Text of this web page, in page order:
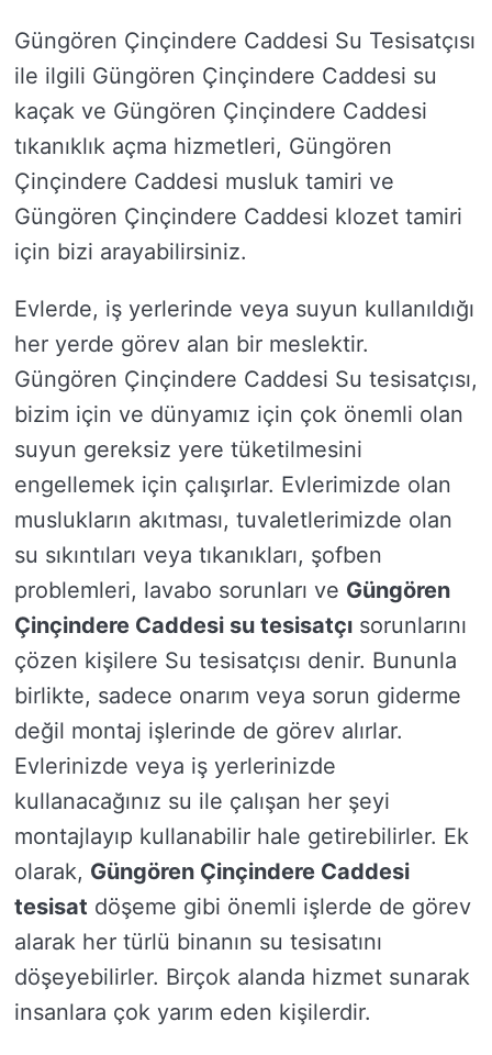
Güngören Çinçindere Caddesi Su Tesisatçısı
ile ilgili Güngören Çinçindere Caddesi su
kaçak ve Güngören Çinçindere Caddesi
tıkanıklık açma hizmetleri, Güngören
Çinçindere Caddesi musluk tamiri ve
Güngören Çinçindere Caddesi klozet tamiri
için bizi arayabilirsiniz.
Evlerde, iş yerlerinde veya suyun kullanıldığı
her yerde görev alan bir meslektir.
Güngören Çinçindere Caddesi Su tesisatçısı,
bizim için ve dünyamız için çok önemli olan
suyun gereksiz yere tüketilmesini
engellemek için çalışırlar. Evlerimizde olan
muslukların akıtması, tuvaletlerimizde olan
su sıkıntıları veya tıkanıkları, şofben
problemleri, lavabo sorunları ve Güngören
Çinçindere Caddesi su tesisatçı sorunlarını
çözen kişilere Su tesisatçısı denir. Bununla
birlikte, sadece onarım veya sorun giderme
değil montaj işlerinde de görev alırlar.
Evlerinizde veya iş yerlerinizde
kullanacağınız su ile çalışan her şeyi
montajlayıp kullanabilir hale getirebilirler. Ek
olarak, Güngören Çinçindere Caddesi
tesisat döşeme gibi önemli işlerde de görev
alarak her türlü binanın su tesisatını
döşeyebilirler. Birçok alanda hizmet sunarak
insanlara çok yarım eden kişilerdir.